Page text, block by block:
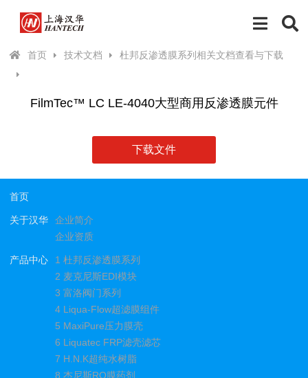
首页 技术文档 杜邦反渗透膜系列相关文档查看与下载
FilmTec™ LC LE-4040大型商用反渗透膜元件
下载文件
首页
关于汉华
企业简介
企业资质
产品中心
1 杜邦反渗透膜系列
2 麦克尼斯EDI模块
3 富洛阀门系列
4 Liqua-Flow超滤膜组件
5 MaxiPure压力膜壳
6 Liquatec FRP滤壳滤芯
7 H.N.K超纯水树脂
8 杰尼斯RO膜药剂